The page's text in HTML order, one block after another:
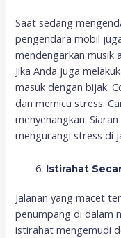
Saat sedang
pengendara mobil
mendengarkan musik
Jika Anda juga
masuk dengan bijak.
dan memicu stress.
menyenangkan.
mengurangi stress di
Istirahat
Jalanan yang macet
penumpang di dalam
istirahat mengemudi